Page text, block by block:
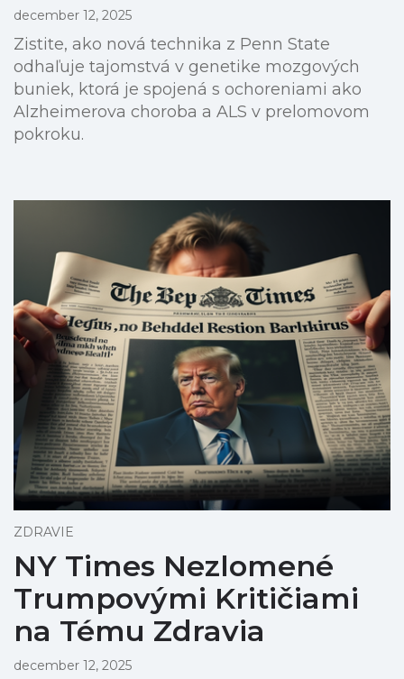
december 12, 2025
Zistite, ako nová technika z Penn State
odhaľuje tajomstvá v genetike mozgových
buniek, ktorá je spojená s ochoreniami ako
Alzheimerova choroba a ALS v prelomovom
pokroku.
ZDRAVIE
NY Times Nezlomené
Trumpovými Kritičiami
na Tému Zdravia
december 12, 2025